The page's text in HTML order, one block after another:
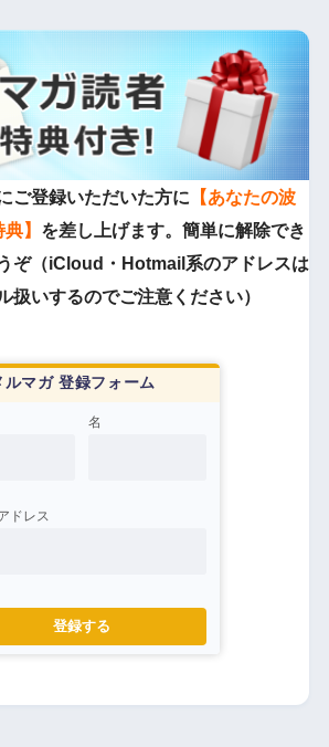
ご登録いただいた方に 【あなたの波
】 を差し上げます。簡単に解除でき
ぞ（iCloud・Hotmail系のアドレスは
扱いするのでご注意ください）
ルマガ 登録フォーム
名
ドレス
登録する